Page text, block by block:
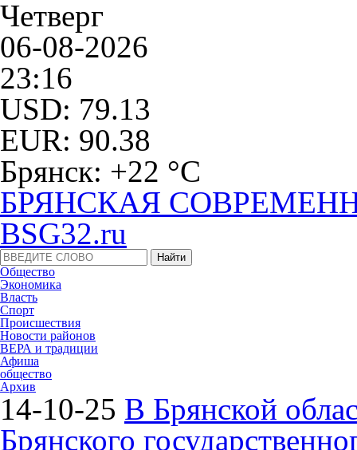
Четверг
06-08-2026
23:16
USD: 79.13
EUR: 90.38
Брянск: +22 °С
БРЯНСКАЯ
BSG32.ru
Общество
Экономика
Власть
Спорт
Происшествия
Новости районов
ВЕРА и традиции
Афиша
общество
Архив
14-10-25 В Брянской
Брянского